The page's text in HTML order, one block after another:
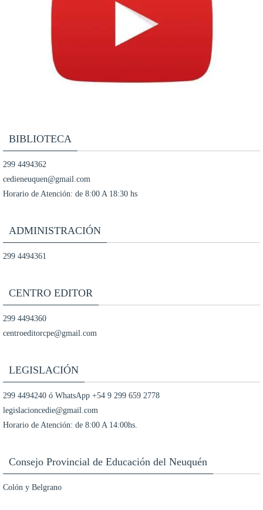
BIBLIOTECA
299 4494362
cedieneuquen@gmail.com
Horario de Atención: de 8:00 A 18:30 hs
ADMINISTRACIÓN
299 4494361
CENTRO EDITOR
299 4494360
centroeditorcpe@gmail.com
LEGISLACIÓN
299 4494240 ó WhatsApp +54 9 299 659 2778
legislacioncedie@gmail.com
Horario de Atención: de 8:00 A 14:00hs.
Consejo Provincial de Educación del Neuquén
Colón y Belgrano